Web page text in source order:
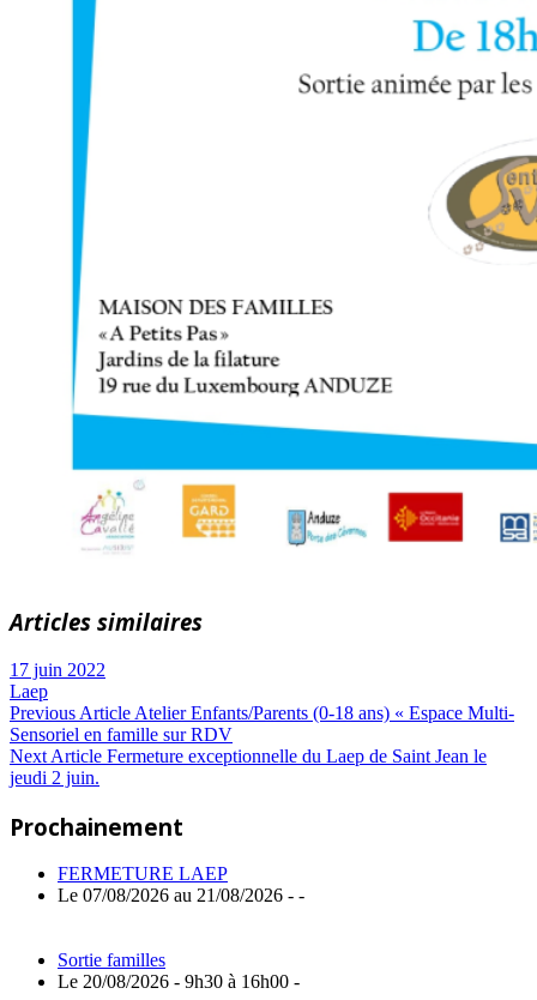
Articles similaires
17 juin 2022
Laep
Navigation
de
l’article
Previous ArticlePrevious
Post:
Atelier Enfants/Parents (0-18 ans) « Espace Multi-
Sensoriel en famille sur RDV
Next ArticleNext
Fermeture exceptionnelle du Laep de Saint Jean le
jeudi 2 juin.
Prochainement
FERMETURE LAEP
Le 07/08/2026 au 21/08/2026 - -
Sortie familles
Le 20/08/2026 - 9h30 à 16h00 -